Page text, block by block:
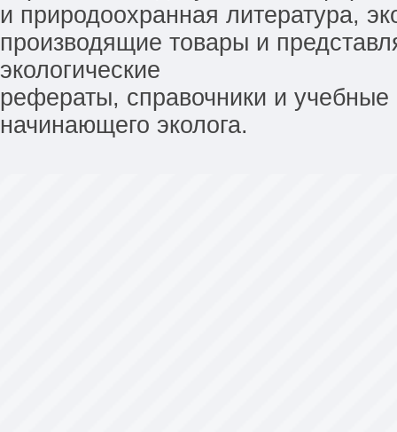
и природоохранная литература,
производящие товары и
экологические
рефераты, справочники и
начинающего эколога.